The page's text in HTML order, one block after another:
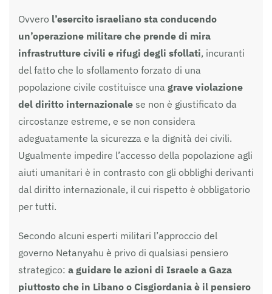
Ovvero l’esercito israeliano sta conducendo
un’operazione militare che prende di mira
infrastrutture civili e rifugi degli sfollati, incuranti
del fatto che lo sfollamento forzato di una
popolazione civile costituisce una grave violazione
del diritto internazionale se non è giustificato da
circostanze estreme, e se non considera
adeguatamente la sicurezza e la dignità dei civili.
Ugualmente impedire l’accesso della popolazione agli
aiuti umanitari è in contrasto con gli obblighi derivanti
dal diritto internazionale, il cui rispetto è obbligatorio
per tutti.
Secondo alcuni esperti militari l’approccio del
governo Netanyahu è privo di qualsiasi pensiero
strategico: a guidare le azioni di Israele a Gaza
piuttosto che in Libano o Cisgiordania è il pensiero